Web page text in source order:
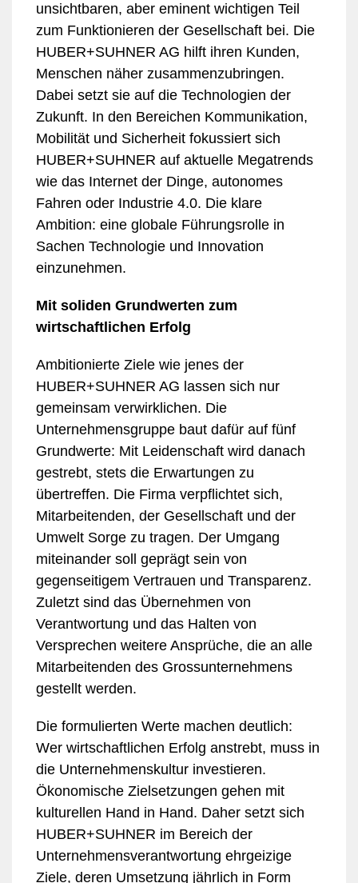
unsichtbaren, aber eminent wichtigen Teil
zum Funktionieren der Gesellschaft bei. Die
HUBER+SUHNER AG hilft ihren Kunden,
Menschen näher zusammenzubringen.
Dabei setzt sie auf die Technologien der
Zukunft. In den Bereichen Kommunikation,
Mobilität und Sicherheit fokussiert sich
HUBER+SUHNER auf aktuelle Megatrends
wie das Internet der Dinge, autonomes
Fahren oder Industrie 4.0. Die klare
Ambition: eine globale Führungsrolle in
Sachen Technologie und Innovation
einzunehmen.
Mit soliden Grundwerten zum
wirtschaftlichen Erfolg
Ambitionierte Ziele wie jenes der
HUBER+SUHNER AG lassen sich nur
gemeinsam verwirklichen. Die
Unternehmensgruppe baut dafür auf fünf
Grundwerte: Mit Leidenschaft wird danach
gestrebt, stets die Erwartungen zu
übertreffen. Die Firma verpflichtet sich,
Mitarbeitenden, der Gesellschaft und der
Umwelt Sorge zu tragen. Der Umgang
miteinander soll geprägt sein von
gegenseitigem Vertrauen und Transparenz.
Zuletzt sind das Übernehmen von
Verantwortung und das Halten von
Versprechen weitere Ansprüche, die an alle
Mitarbeitenden des Grossunternehmens
gestellt werden.
Die formulierten Werte machen deutlich:
Wer wirtschaftlichen Erfolg anstrebt, muss in
die Unternehmenskultur investieren.
Ökonomische Zielsetzungen gehen mit
kulturellen Hand in Hand. Daher setzt sich
HUBER+SUHNER im Bereich der
Unternehmensverantwortung ehrgeizige
Ziele, deren Umsetzung jährlich in Form